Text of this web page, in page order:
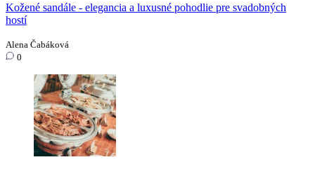
Kožené sandále - elegancia a luxusné pohodlie pre svadobných
hostí
Alena Čabáková
0